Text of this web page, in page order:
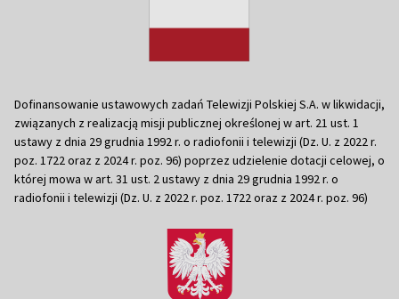
Dofinansowanie ustawowych zadań Telewizji Polskiej S.A. w likwidacji,
związanych z realizacją misji publicznej określonej w art. 21 ust. 1
ustawy z dnia 29 grudnia 1992 r. o radiofonii i telewizji (Dz. U. z 2022 r.
poz. 1722 oraz z 2024 r. poz. 96) poprzez udzielenie dotacji celowej, o
której mowa w art. 31 ust. 2 ustawy z dnia 29 grudnia 1992 r. o
radiofonii i telewizji (Dz. U. z 2022 r. poz. 1722 oraz z 2024 r. poz. 96)